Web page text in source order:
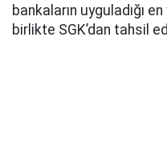
bankaların uyguladığı
birlikte SGK’dan tahsil